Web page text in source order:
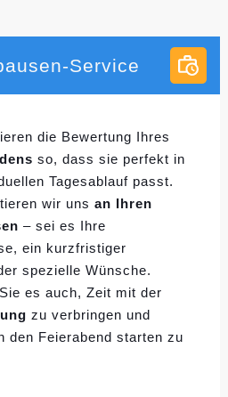
Service
die Bewertung Ihres
so, dass sie perfekt in
Tagesablauf passt.
wir uns an Ihren
– sei es Ihre
ein kurzfristiger
spezielle Wünsche.
es auch, Zeit mit der
zu verbringen und
den Feierabend starten zu